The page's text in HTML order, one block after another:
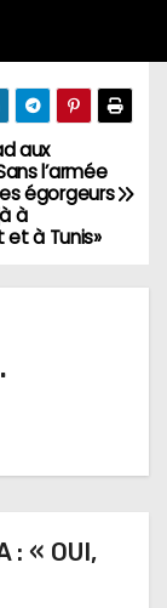
aux
l’armée
égorgeurs
à
à Tunis»
: « OUI,